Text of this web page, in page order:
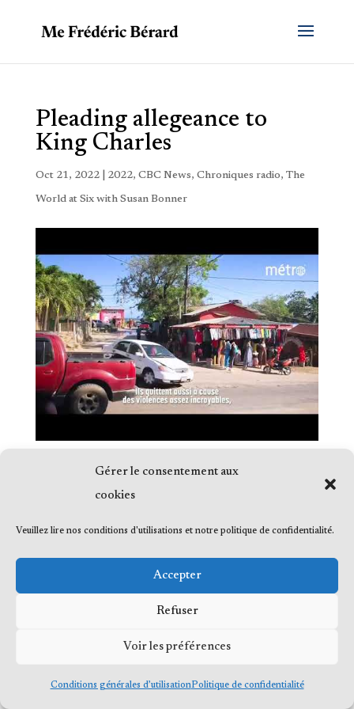
Gérer le consentement aux
cookies
Veuillez lire nos conditions d'utilisations et notre politique de confidentialité.
Accepter
Refuser
Voir les préférences
Conditions générales d’utilisationPolitique de confidentialité
Pleading allegeance to
King Charles
Oct 21, 2022| 2022, CBC News, Chroniques radio, The
World at Six with Susan Bonner